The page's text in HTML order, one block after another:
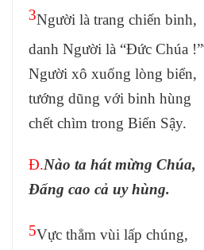
3Người là trang chiến binh,
danh Người là “Đức Chúa !”
Người xô xuống lòng biển,
tướng dũng với binh hùng
chết chìm trong Biển Sậy.
Đ.Nào ta hát mừng Chúa,
Đấng cao cả uy hùng.
5Vực thẳm vùi lấp chúng,